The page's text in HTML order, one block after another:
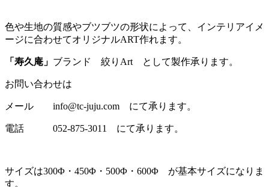
色や生地の質感やブツブツの形状によって、インテリアイメ
ージに合わせてオリジナルART作れます。
「寿久庵」 ブランド 絞りArt として製作承ります。
お問い合わせは
メール info@tc-juju.com にて承ります。
電話 052-875-3011 にて承ります。
サイズは300Φ・450Φ・500Φ・600Φ が基本サイズになりま
す。